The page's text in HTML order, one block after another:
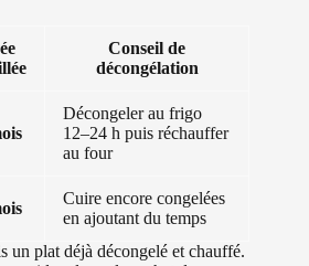
Conseil de
décongélation
Décongeler au frigo
12–24 h puis réchauffer
au four
Cuire encore congelées
en ajoutant du temps
un plat déjà décongelé et chauffé.